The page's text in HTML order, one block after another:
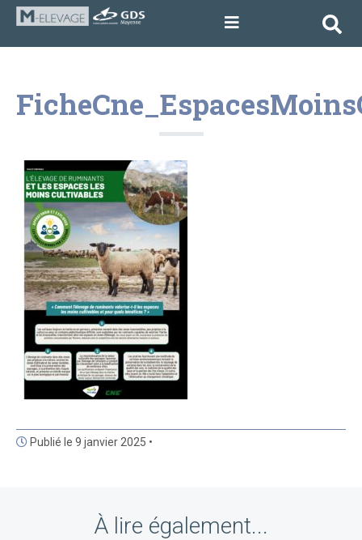
Publié le 9 janvier 2025 •
À lire également...